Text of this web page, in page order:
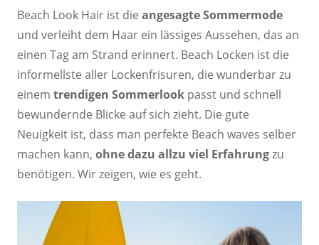
Beach Look Hair ist die angesagte Sommermode
und verleiht dem Haar ein lässiges Aussehen, das an
einen Tag am Strand erinnert. Beach Locken ist die
informellste aller Lockenfrisuren, die wunderbar zu
einem trendigen Sommerlook passt und schnell
bewundernde Blicke auf sich zieht. Die gute
Neuigkeit ist, dass man perfekte Beach waves selber
machen kann, ohne dazu allzu viel Erfahrungzu
benötigen. Wir zeigen, wie es geht.